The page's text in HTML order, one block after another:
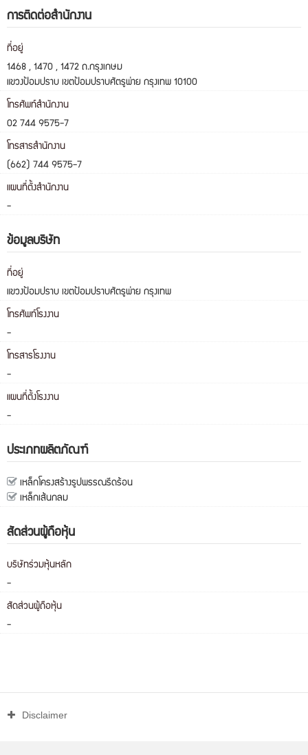
การติดต่อสำนักงาน
ที่อยู่
1468 , 1470 , 1472 ถ.กรุงเกษม
แขวงป้อมปราบ เขตป้อมปราบศัตรูพ่าย กรุงเทพ 10100
โทรศัพท์สำนักงาน
02 744 9575-7
โทรสารสำนักงาน
(662) 744 9575-7
แผนที่ตั้งสำนักงาน
-
ข้อมูลบริษัท
ที่อยู่
แขวงป้อมปราบ เขตป้อมปราบศัตรูพ่าย กรุงเทพ
โทรศัพท์โรงงาน
-
โทรสารโรงงาน
-
แผนที่ตั้งโรงงาน
-
ประเภทผลิตภัณฑ์
เหล็กโครงสร้างรูปพรรณรีดร้อน
เหล็กเส้นกลม
สัดส่วนผู้ถือหุ้น
บริษัทร่วมหุ้นหลัก
-
สัดส่วนผู้ถือหุ้น
-
Disclaimer